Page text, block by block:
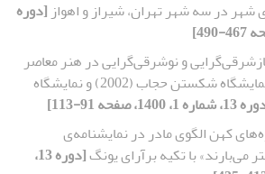
شهر در سه شهر تهران، شیراز و اهواز [دوره
و نوشرقی‌گرایی در هنر معاصر
زنان خاورمیانه مطالعة نمایشگاه شکستن حجاب (2002) و نمایشگاه
1، 1400، صفحه 91-113]
کهن الگوی مادر در نمایشنامه‌ی
با تکیه برآرای یونگ
[دوره 13،